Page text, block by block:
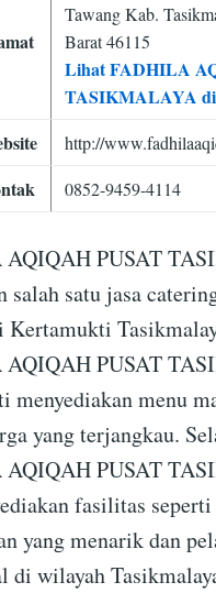
Tawang Kab.
Barat 46115
Lihat FADHILA
TASIKMALAYA di
http://
0852-9459-4114
PUSAT
salah satu jasa
Kertamukti
PUSAT
menyediakan menu
yang terjangkau.
PUSAT
fasilitas
yang menarik dan
di wilayah